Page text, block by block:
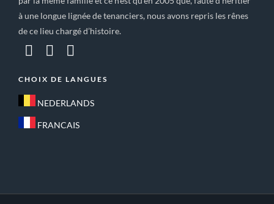
à une longue lignée de tenanciers, nous avons repris les rênes
de ce lieu chargé d’histoire.
CHOIX DE LANGUES
NEDERLANDS
FRANCAIS